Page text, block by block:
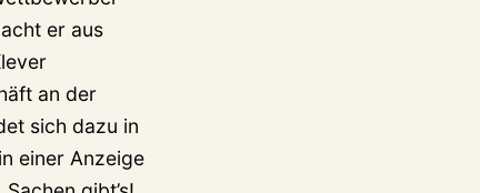
er aus
an der
sich dazu in
einer Anzeige